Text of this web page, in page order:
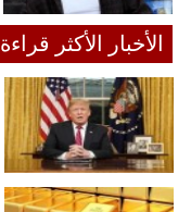
الأخبار الأكثر قراءة